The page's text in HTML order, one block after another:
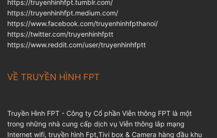
https://truyenhinhfpt.tumblr.com/
https://truyenhinhfpt.medium.com/
https://www.facebook.com/truyenhinhfpthanoi/
https://twitter.com/truyenhinhfptt
https://www.reddit.com/user/truyenhinhfptt
VỀ TRUYỀN HÌNH FPT
Truyền Hình FPT - Công ty Cổ phần Viễn thông FPT là một
trong những nhà cung cấp dịch vụ Viễn thông lắp mạng
Internet wifi, truyền hình Fpt,Tivi box & Camera hàng đầu khu